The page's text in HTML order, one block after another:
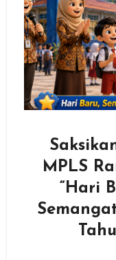
MPLS
“Hari